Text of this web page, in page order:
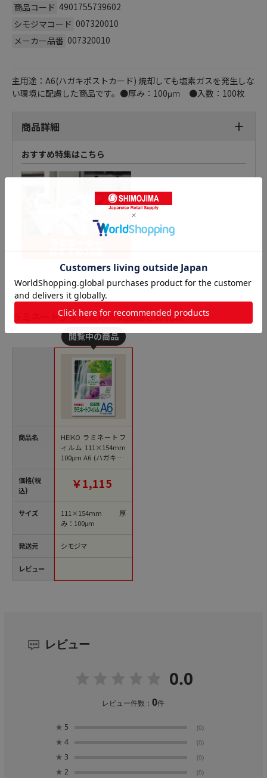
商品コード 4901755739602
シモジマコード 007320010
メーカー品番 007320010
主用途：A6(ハガキポストカード) 焼却しても塩素ガスを発生しな
い環境に配慮した商品です。●厚み：100μｍ ●入数：100枚
商品詳細
おすすめ特集はこちら
ラミネートフィルムの人気商品との比較
商品名
価格(税
込)
サイズ
発送元
レビュー
HEIKO ラミネートフ
ィルム 111×154mm
100μm A6 (ハガキ ポ
ストカード) 100枚/袋
￥1,115
111×154mm 厚
み：100μm
シモジマ
レビュー
0.0
レビュー件数：0件
★ 5 (0)
★ 4 (0)
★ 3 (0)
★ 2 (0)